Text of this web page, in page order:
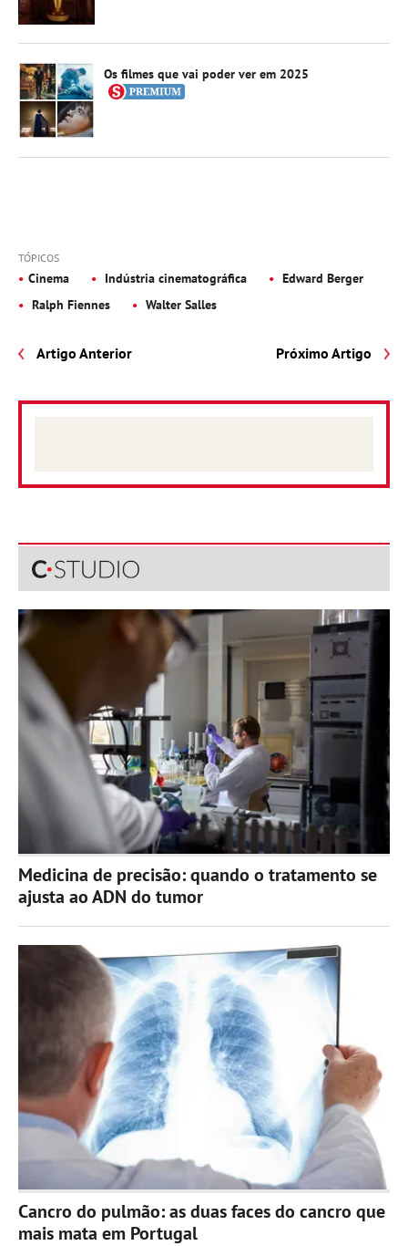
Os filmes que vai poder ver em 2025
TÓPICOS
Cinema Indústria cinematográfica
Edward Berger
Ralph Fiennes
Walter Salles
Artigo Anterior Próximo Artigo
Medicina de precisão: quando o tratamento se
ajusta ao ADN do tumor
Cancro do pulmão: as duas faces do cancro que
mais mata em Portugal